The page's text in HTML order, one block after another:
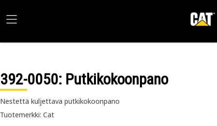
392-0050: Putkikokoonpano
Nestettä kuljettava putkikokoonpano
Tuotemerkki: Cat